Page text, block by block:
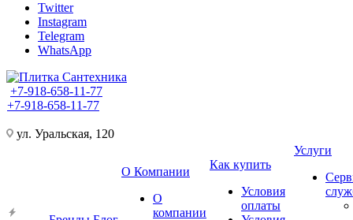
Twitter
Instagram
Telegram
WhatsApp
+7-918-658-11-77
+7-918-658-11-77
ул. Уральская, 120
О Компании
О
компании
Как купить
Условия
оплаты
Услуги